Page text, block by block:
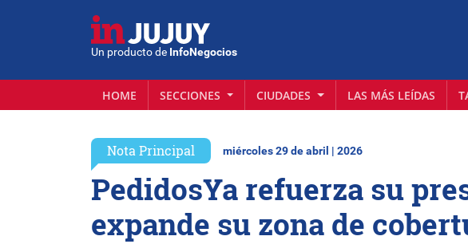
Un producto de InfoNegocios
HOME SECCIONES CIUDADES LAS MÁS LEÍDAS
Nota Principal miércoles 29 de abril | 2026
PedidosYa refuerza su
expande su zona de